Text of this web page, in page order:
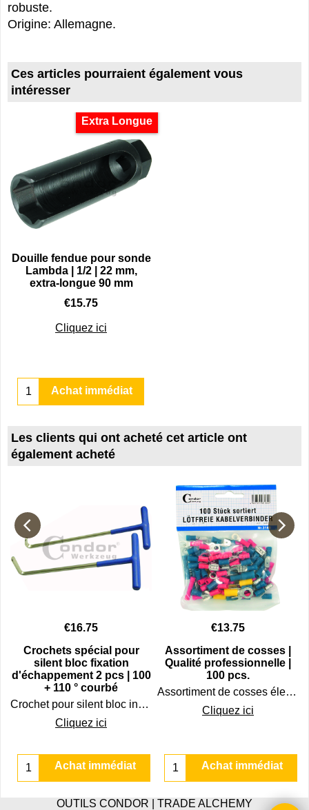
robuste.
Origine: Allemagne.
Ces articles pourraient également vous
intéresser
Extra Longue
Douille fendue pour sonde
Lambda | 1/2 | 22 mm,
extra-longue 90 mm
€15.75
Cliquez ici
Achat immédiat
Les clients qui ont acheté cet article ont
également acheté
€16.75
Crochets spécial pour
silent bloc fixation
d'échappement 2 pcs | 100
+ 110 ° courbé
Crochet pour silent bloc indispensable pour le démontage des fixations d'échappement
Cliquez ici
Achat immédiat
€13.75
Assortiment de cosses |
Qualité professionnelle |
100 pcs.
Assortiment de cosses électricité auto dans un jeu de 100 (en vrac).
Cliquez ici
Achat immédiat
OUTILS CONDOR | TRADE ALCHEMY